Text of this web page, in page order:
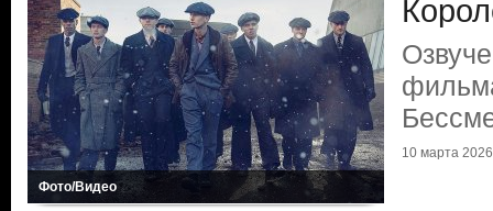
Фото/Видео
10 марта 2026